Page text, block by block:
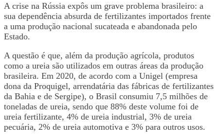
A crise na Rússia expôs um grave problema brasileiro: a
sua dependência absurda de fertilizantes importados frente
a uma produção nacional sucateada e abandonada pelo
Estado.
A questão é que, além da produção agrícola, produtos
como a ureia são utilizados em outras áreas da produção
brasileira. Em 2020, de acordo com a Unigel (empresa
dona da Proquigel, arrendatária das fábricas de fertilizantes
da Bahia e de Sergipe), o Brasil consumiu 7,5 milhões de
toneladas de ureia, sendo que 88% deste volume foi de
ureia fertilizante, 4% de ureia industrial, 3% de ureia
pecuária, 2% de ureia automotiva e 3% para outros usos.